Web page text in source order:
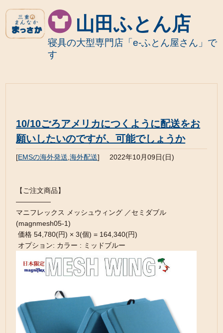
山田ふとん店
寝具の大型専門店「e-ふとん屋さん」で
す
10/10ごろアメリカにつくように配送をお
願いしたいのですが、可能でしょうか
[EMSの海外発送 ,海外配送] 2022年10月09日(日)
【ご注文商品】
—————
マニフレックス メッシュウィング ／セミダブル
(magnmesh05-1)
価格 54,780(円) × 3(個) = 164,340(円)
オプション: カラー : ミッドブルー